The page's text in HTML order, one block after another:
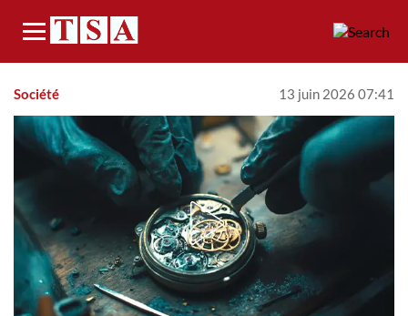
Menu
Société 13 juin 2026 07:41